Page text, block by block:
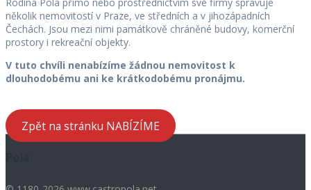
několik nemovitostí v Praze, ve středních a v jihozápadních
Čechách. Jsou mezi nimi památkově chráněné budovy, komerční
prostory i rekreační objekty.
V tuto chvíli nenabízíme žádnou nemovitost k
dlouhodobému ani ke krátkodobému pronájmu.
Zpět na stránku NABÍZÍME